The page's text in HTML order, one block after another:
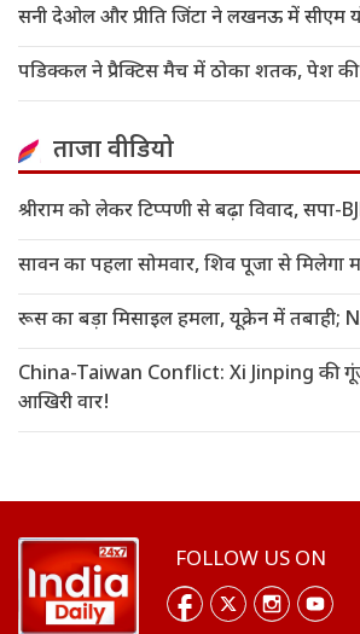
सनी देओल और प्रीति जिंटा ने लखनऊ में सीएम
पडिक्कल ने प्रैक्टिस मैच में ठोका शतक, पेश की
ताजा वीडियो
श्रीराम को लेकर टिप्पणी से बढ़ा विवाद, सपा-
सावन का पहला सोमवार, शिव पूजा से मिलेगा
रूस का बड़ा मिसाइल हमला, यूक्रेन में तबाही;
China-Taiwan Conflict: Xi Jinping की
आखिरी वार!
FOLLOW US ON